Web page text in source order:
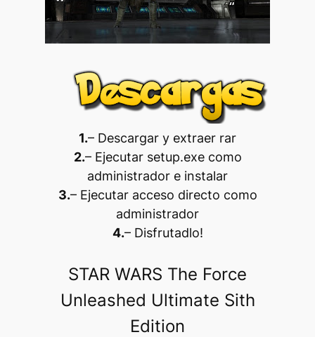
1.– Descargar y extraer rar
2.– Ejecutar setup.exe como
administrador e instalar
3.– Ejecutar acceso directo como
administrador
4.– Disfrutadlo!
STAR WARS The Force
Unleashed Ultimate Sith
Edition